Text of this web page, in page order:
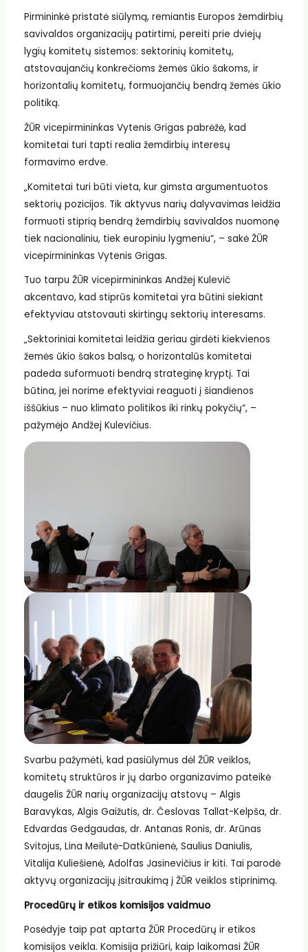
Pirmininkė pristatė siūlymą, remiantis Europos žemdirbių
savivaldos organizacijų patirtimi, pereiti prie dviejų
lygių komitetų sistemos: sektorinių komitetų,
atstovaujančių konkrečioms žemės ūkio šakoms, ir
horizontalių komitetų, formuojančių bendrą žemės ūkio
politiką.
ŽŪR vicepirmininkas Vytenis Grigas pabrėžė, kad
komitetai turi tapti realia žemdirbių interesų
formavimo erdve.
„Komitetai turi būti vieta, kur gimsta argumentuotos
sektorių pozicijos. Tik aktyvus narių dalyvavimas leidžia
formuoti stiprią bendrą žemdirbių savivaldos nuomonę
tiek nacionaliniu, tiek europiniu lygmeniu“, – sakė ŽŪR
vicepirmininkas Vytenis Grigas.
Tuo tarpu ŽŪR vicepirmininkas Andžej Kulevič
akcentavo, kad stiprūs komitetai yra būtini siekiant
efektyviau atstovauti skirtingų sektorių interesams.
„Sektoriniai komitetai leidžia geriau girdėti kiekvienos
žemės ūkio šakos balsą, o horizontalūs komitetai
padeda suformuoti bendrą strateginę kryptį. Tai
būtina, jei norime efektyviai reaguoti į šiandienos
iššūkius – nuo klimato politikos iki rinkų pokyčių“, –
pažymėjo Andžej Kulevičius.
Svarbu pažymėti, kad pasiūlymus dėl ŽŪR veiklos,
komitetų struktūros ir jų darbo organizavimo pateikė
daugelis ŽŪR narių organizacijų atstovų – Algis
Baravykas, Algis Gaižutis, dr. Česlovas Tallat-Kelpša, dr.
Edvardas Gedgaudas, dr. Antanas Ronis, dr. Arūnas
Svitojus, Lina Meilutė-Datkūnienė, Saulius Daniulis,
Vitalija Kuliešienė, Adolfas Jasinevičius ir kiti. Tai parodė
aktyvų organizacijų įsitraukimą į ŽŪR veiklos stiprinimą.
Procedūrų ir etikos komisijos vaidmuo
Posėdyje taip pat aptarta ŽŪR Procedūrų ir etikos
komisijos veikla. Komisija prižiūri, kaip laikomasi ŽŪR